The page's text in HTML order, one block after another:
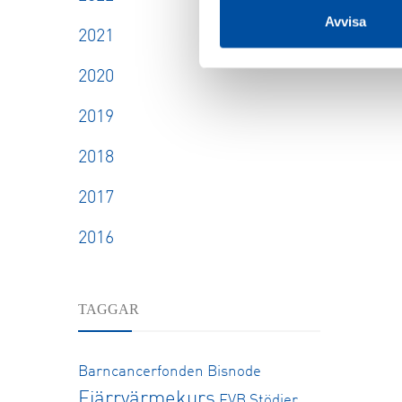
Avvisa
2021
2020
2019
2018
2017
2016
TAGGAR
Barncancerfonden Bisnode